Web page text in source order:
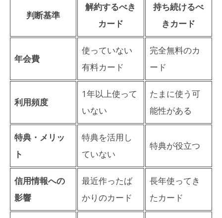
判断基準
解約するべき
カード
持ち続けるべ
きカード
年会費
使っていない
有料カード
完全無料のカ
ード
利用頻度
1年以上使って
いない
たまに使う可
能性がある
特典・メリッ
ト
特典を活用し
ていない
特典が役立つ
信用情報への
影響
最近作ったば
かりのカード
長年使ってき
たカード